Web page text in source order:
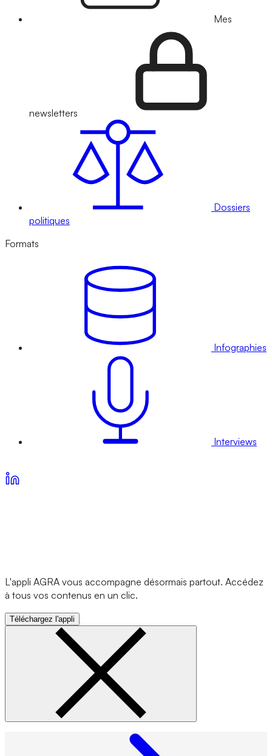
Mes
newsletters
Dossiers
politiques
Formats
Infographies
Interviews
L'appli AGRA vous accompagne désormais partout. Accédez
à tous vos contenus en un clic.
Téléchargez l'appli